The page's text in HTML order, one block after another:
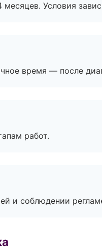
Условия
время — после
работ.
и соблюдении